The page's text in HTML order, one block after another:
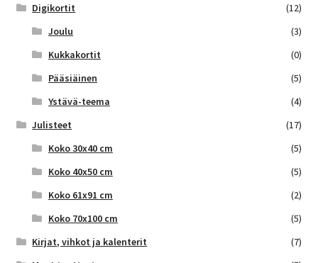
Digikortit
(12)
Joulu
(3)
Kukkakortit
(0)
Pääsiäinen
(5)
Ystävä-teema
(4)
Julisteet
(17)
Koko 30x40 cm
(5)
Koko 40x50 cm
(5)
Koko 61x91 cm
(2)
Koko 70x100 cm
(5)
Kirjat, vihkot ja kalenterit
(7)